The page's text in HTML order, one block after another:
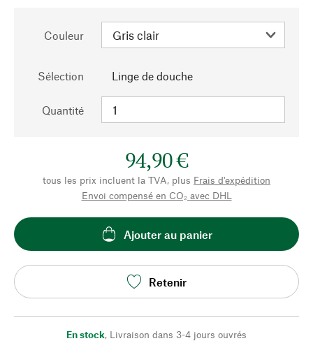
Couleur
Sélection Linge de douche
Quantité
94,90 €
tous les prix incluent la TVA, plus Frais d'expédition
Envoi compensé en CO₂ avec DHL
Ajouter au panier
Retenir
En stock, Livraison dans 3-4 jours ouvrés